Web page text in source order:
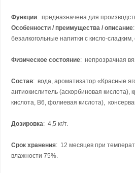
Функции: предназначена для
Особенности / преимущества / описание
безалкогольные напитки с кисло-
Физическое состояние: непрозрачная
Состав: вода, ароматизатор «Красные
антиокислитель (аскорбиновая
кислота, В6, фолиевая кислота),
Дозировка: 4,5 кг/т.
Срок хранения: 12 месяцев при
влажности 75%.